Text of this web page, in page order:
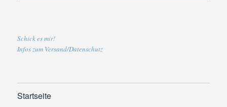
Schick es mir!
Infos zum Versand/Datenschutz
Startseite